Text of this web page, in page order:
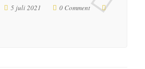
5 juli 2021 0 Comment